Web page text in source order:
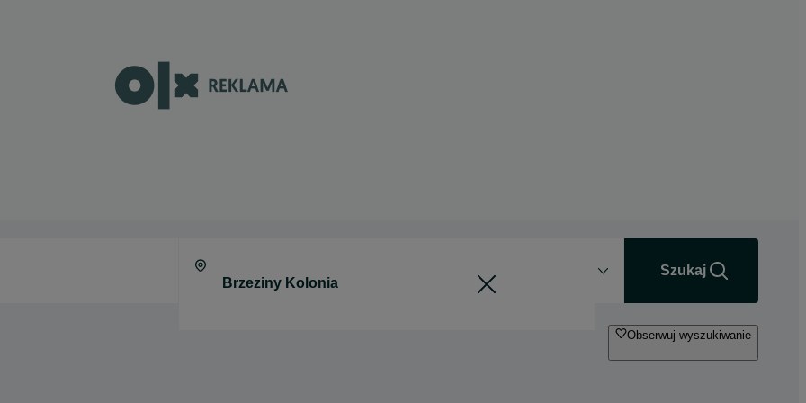
Szukaj
Obserwuj wyszukiwanie